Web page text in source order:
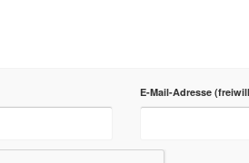
E-Mail-Adresse